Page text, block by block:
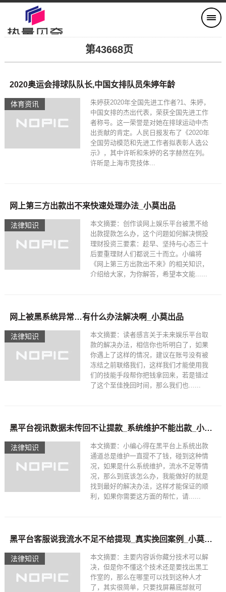
第43668页
体育资讯
2020奥运会排球队队长,中国女排队员朱婷年龄
朱婷获2020年全国先进工作者?1、朱婷，
中国女排的杰出代表，荣获全国先进工作
者称号。这一荣誉是对她在排球运动中杰
出贡献的肯定。人民日报发布了《2020年
全国劳动模范和先进工作者拟表彰人选公
示》，其中许昕和朱婷的名字赫然在列。
许昕是上海市竞技体...
法律知识
网上第三方出款出不来快速处理办法_小莫出品
本文摘要：创作谈网上娱乐平台被黑不给
出款提款怎么办，这个问题如何解决惘投
理财投资三要素：趁早、坚持与心态三十
后要重理财人们都说三十而立。小编将
《网上第三方出款出不来》的相关知识，
介绍给大家，为你解答，希望本文能......
法律知识
网上被黑系统异常…有什么办法解决啊_小莫出品
本文摘要：读者感言关于未来娱乐平台取
款的解决办法，相信你也听明白了，如果
你遇上了这样的情况，建议在账号没有被
冻结之前联络我们，这样我们才能使用我
们的技能手段帮你把钱拿回来，若是错过
了这个至佳挽回时间，那么我们也......
法律知识
黑平台视讯数据未传回不让提款_系统维护不能出款_小莫出品
本文摘要：小编心得在黑平台上系统出款
通道总是维护一直提不了钱，碰到这种情
况，如果是什么系统维护，流水不足等情
况，那么到底该怎么办，我能做好的就是
找到最好的解决办法，这样才能保证的顺
利，如果你需要这方面的帮忙，请......
法律知识
黑平台客服说我流水不足不给提现_真实挽回案例_小莫出品
本文摘要：主要内容诉你藏分技术可以解
决，但是你不懂这个技术还是要找出黑工
作室的，那么在哪里可以找到这种人才
了，其实很简单，只要找屏幕底部就可